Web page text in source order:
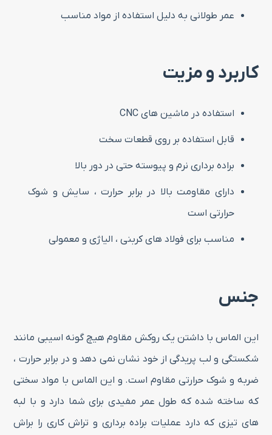
عمر طولانی به دلیل استفاده از مواد مناسب
کاربرد و مزیت
استفاده در ماشین های CNC
قابل استفاده بر روی قطعات سخت
براده برداری نرم و پیوسته حتی در دور بالا
دارای مقاومت بالا در برابر حرارت ، سایش و شوک
حرارتی است
مناسب برای فولاد های کربنی ، الیاژی و معمولی
جنس
این الماس با داشتن یک روکش مقاوم هیچ گونه اسیبی مانند
شکستگی و لب پریدگی از خود نشان نمی دهد و در برابر حرارت ،
ضربه و شوک حرارتی مقاوم است. و این الماس با مواد سختی
که ساخته شده که طول عمر مفیدی برای شما دارد و با لبه
های تیزی که دارد عملیات براده برداری و تراش کاری را براش